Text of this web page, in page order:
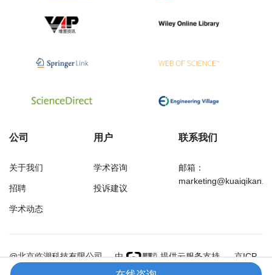
公司
关于我们
招聘
学术动态
用户
学术咨询
投诉建议
联系我们
邮箱：
@北京临湖科技有限公司 由 提供云服务支持
京ICP
备18002349号-1